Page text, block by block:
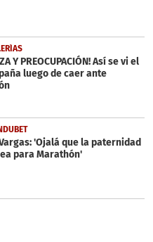
Y PREOCUPACIÓN! Así se vi el
luego de caer ante
'Ojalá que la paternidad
para Marathón'